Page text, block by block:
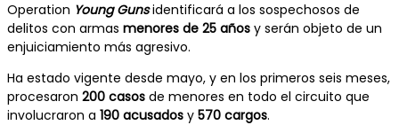
Operation Young Gunsidentificará a los sospechosos de
delitos con armas menores de 25 años y serán objeto de un
enjuiciamiento más agresivo.
Ha estado vigente desde mayo, y en los primeros seis meses,
procesaron 200 casos de menores en todo el circuito que
involucraron a 190 acusados y 570 cargos.